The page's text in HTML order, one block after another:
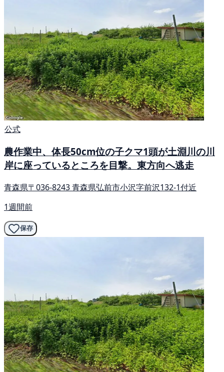
公式
農作業中、体長50cm位の子クマ1頭が土淵川の川
岸に座っているところを目撃。東方向へ逃走
青森県〒036-8243 青森県弘前市小沢字前沢132-1付近
1週間前
保存